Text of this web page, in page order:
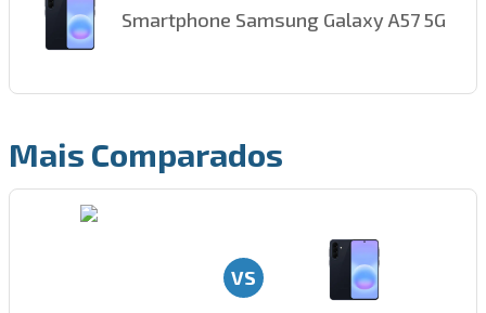
Smartphone Samsung Galaxy A57 5G
Mais Comparados
VS